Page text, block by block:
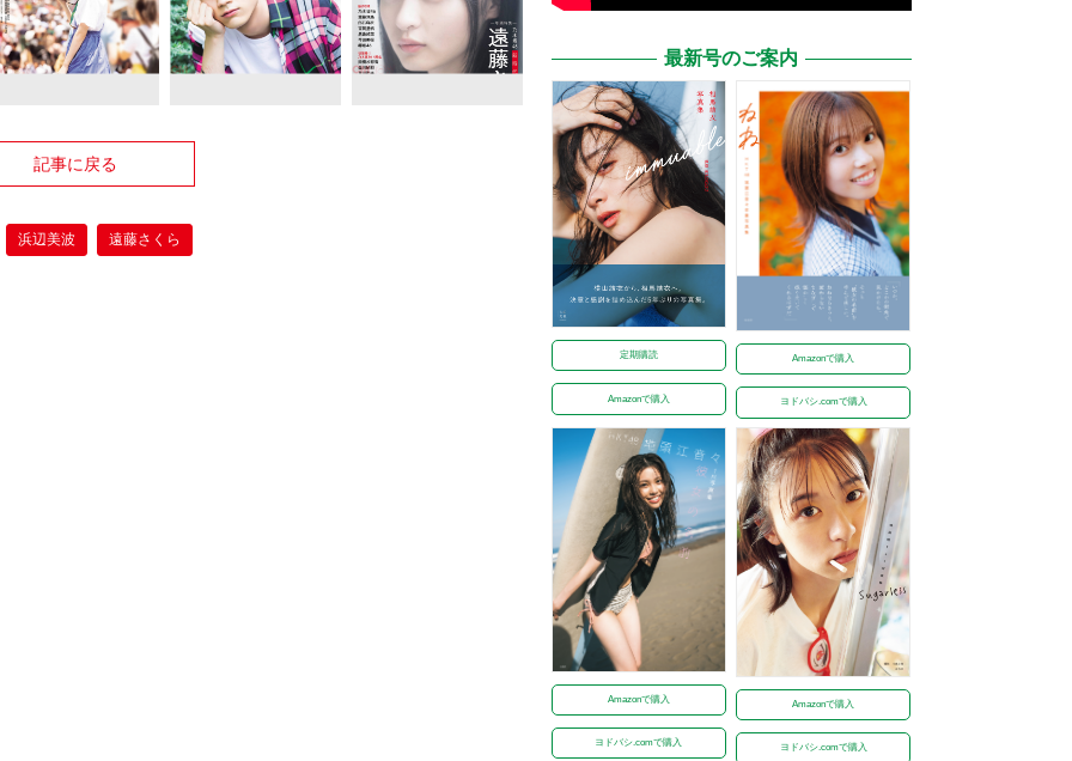
記事に戻る
浜辺美波 遠藤さくら
最新号のご案内
定期購読
Amazonで購入
Amazonで購入
ヨドバシ.comで購入
Amazonで購入
ヨドバシ.comで購入
Amazonで購入
ヨドバシ.comで購入